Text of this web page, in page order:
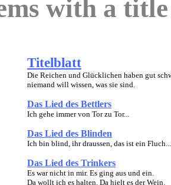
with a
Titelblatt
Die Reichen und Glücklichen haben gut
niemand will wissen, was sie sind.
Das Lied des Bettlers
Ich gehe immer von Tor zu Tor...
Das Lied des Blinden
Ich bin blind, ihr draussen, das ist ein Fluch...
Das Lied des Trinkers
Es war nicht in mir. Es ging aus und ein.
Da wollt ich es halten. Da hielt es der Wein.